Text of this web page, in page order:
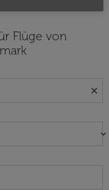
Flüge von
close
keyboard_arrow_down